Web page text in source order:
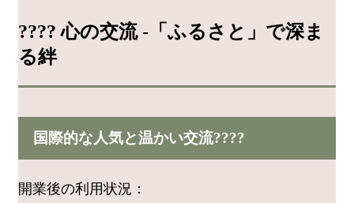
???? 心の交流 -「ふるさと」で深ま
る絆
国際的な人気と温かい交流????
開業後の利用状況：